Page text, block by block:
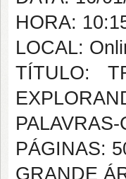
HORA:
LOCAL:
TÍTULO:
PÁGINAS:
GRANDE